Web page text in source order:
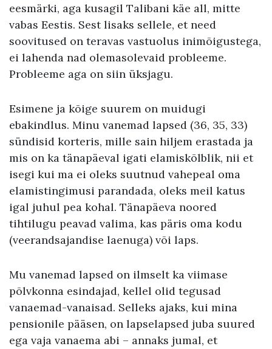
eesmärki, aga kusagil Talibani käe all, mitte
vabas Eestis. Sest lisaks sellele, et need
soovitused on teravas vastuolus inimõigustega,
ei lahenda nad olemasolevaid probleeme.
Probleeme aga on siin üksjagu.
Esimene ja kõige suurem on muidugi
ebakindlus. Minu vanemad lapsed (36, 35, 33)
sündisid korteris, mille sain hiljem erastada ja
mis on ka tänapäeval igati elamiskõlblik, nii et
isegi kui ma ei oleks suutnud vahepeal oma
elamistingimusi parandada, oleks meil katus
igal juhul pea kohal. Tänapäeva noored
tihtilugu peavad valima, kas päris oma kodu
(veerandsajandise laenuga) või laps.
Mu vanemad lapsed on ilmselt ka viimase
põlvkonna esindajad, kellel olid tegusad
vanaemad-vanaisad. Selleks ajaks, kui mina
pensionile pääsen, on lapselapsed juba suured
ega vaja vanaema abi – annaks jumal, et